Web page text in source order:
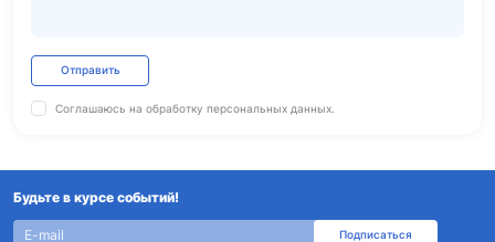
Отправить
Соглашаюсь на обработку персональных данных.
Будьте в курсе событий!
Подписаться